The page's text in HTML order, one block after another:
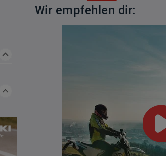
Wir empfehlen dir: